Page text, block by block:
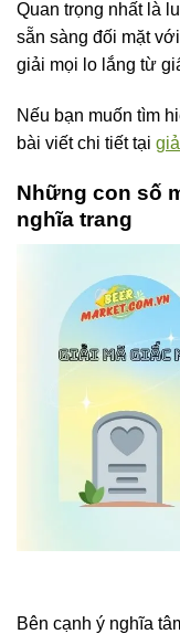
Quan trọng nhất là
sẵn sàng đối mặt
giải mọi lo lắng từ
Nếu bạn muốn tìm
bài viết chi tiết tại
Những con số
nghĩa trang
Bên cạnh ý nghĩa